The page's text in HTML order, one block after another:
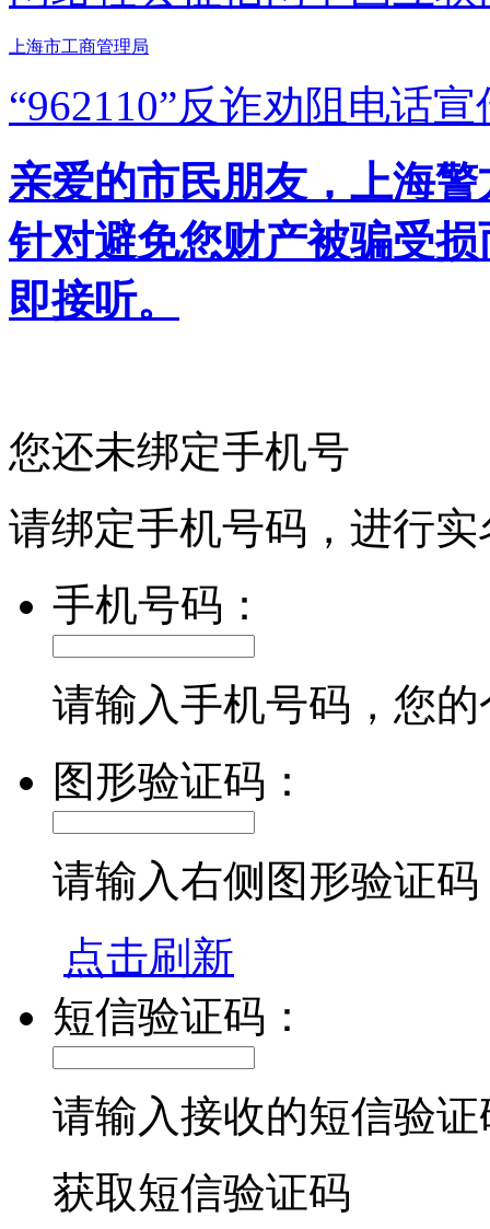
上海市工商管理局
“962110”反诈劝阻电话宣
亲爱的市民朋友，上海
针对避免您财产被骗受
即接听。
您还未绑定手机号
请绑定手机号码，进行
手机号码：
请输入手机号码，您
图形验证码：
请输入右侧图形验证码
点击刷新
短信验证码：
请输入接收的短信验证
获取短信验证码